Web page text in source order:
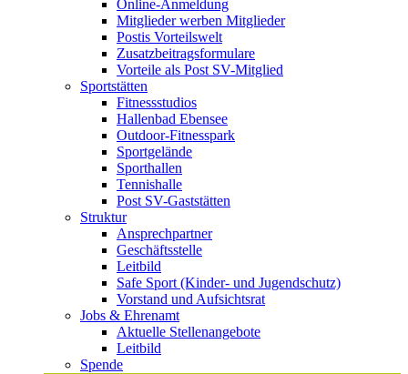
Online-Anmeldung
Mitglieder werben Mitglieder
Postis Vorteilswelt
Zusatzbeitragsformulare
Vorteile als Post SV-Mitglied
Sportstätten
Fitnessstudios
Hallenbad Ebensee
Outdoor-Fitnesspark
Sportgelände
Sporthallen
Tennishalle
Post SV-Gaststätten
Struktur
Ansprechpartner
Geschäftsstelle
Leitbild
Safe Sport (Kinder- und Jugendschutz)
Vorstand und Aufsichtsrat
Jobs & Ehrenamt
Aktuelle Stellenangebote
Leitbild
Spende